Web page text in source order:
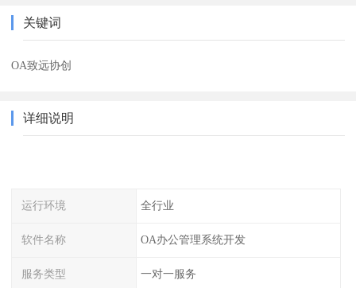
关键词
OA致远协创
详细说明
运行环境 全行业
软件名称 OA办公管理系统开发
服务类型 一对一服务